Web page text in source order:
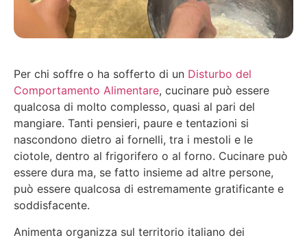
Per chi soffre o ha sofferto di un Disturbo del
Comportamento Alimentare, cucinare può essere
qualcosa di molto complesso, quasi al pari del
mangiare. Tanti pensieri, paure e tentazioni si
nascondono dietro ai fornelli, tra i mestoli e le
ciotole, dentro al frigorifero o al forno. Cucinare può
essere dura ma, se fatto insieme ad altre persone,
può essere qualcosa di estremamente gratificante e
soddisfacente.
Animenta organizza sul territorio italiano dei